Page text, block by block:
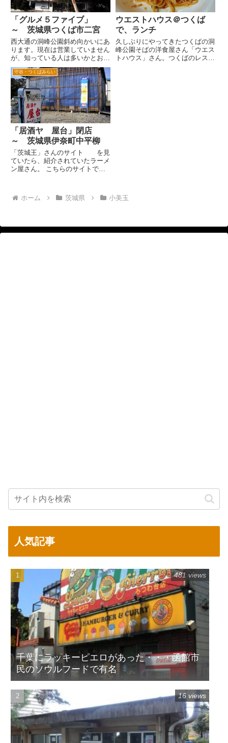
「グルメ５ファイブ」
～ 茨城県つくば市二宮
西大通の洞峰公園斜め向かいにあ
ります。現在は営業していません
が、知っている人は多いかとおも
います。 閉店してから１０年以
上建物は放置状態です。店舗入口
には、経営者からの張り紙があ
り、「休業する」旨が記されてい
ますが、廃墟のようになってま
す。...
ウエストハウス＠つくば
で、ランチ
久しぶりにやってきたつくばの洞
峰公園そばの洋食屋さん「ウエス
トハウス」さん。つくばのレスト
守谷・つくばみらい
「居酒ヤ 屋台」閉店
～ 茨城県伊奈町中平柳
「茨城王」さんのサイト を見
ていたら、紹介されていたラーメ
ン屋さん。 こちらのサイトで紹
にお店なんてあったっけ？とおも
いました。 場所は、国道6号線取
ホーム 茨城県 小美玉
人気記事
千葉にラッキーピエロがあった・・・函館市
民のソウルフードで有名
481 views
16 views